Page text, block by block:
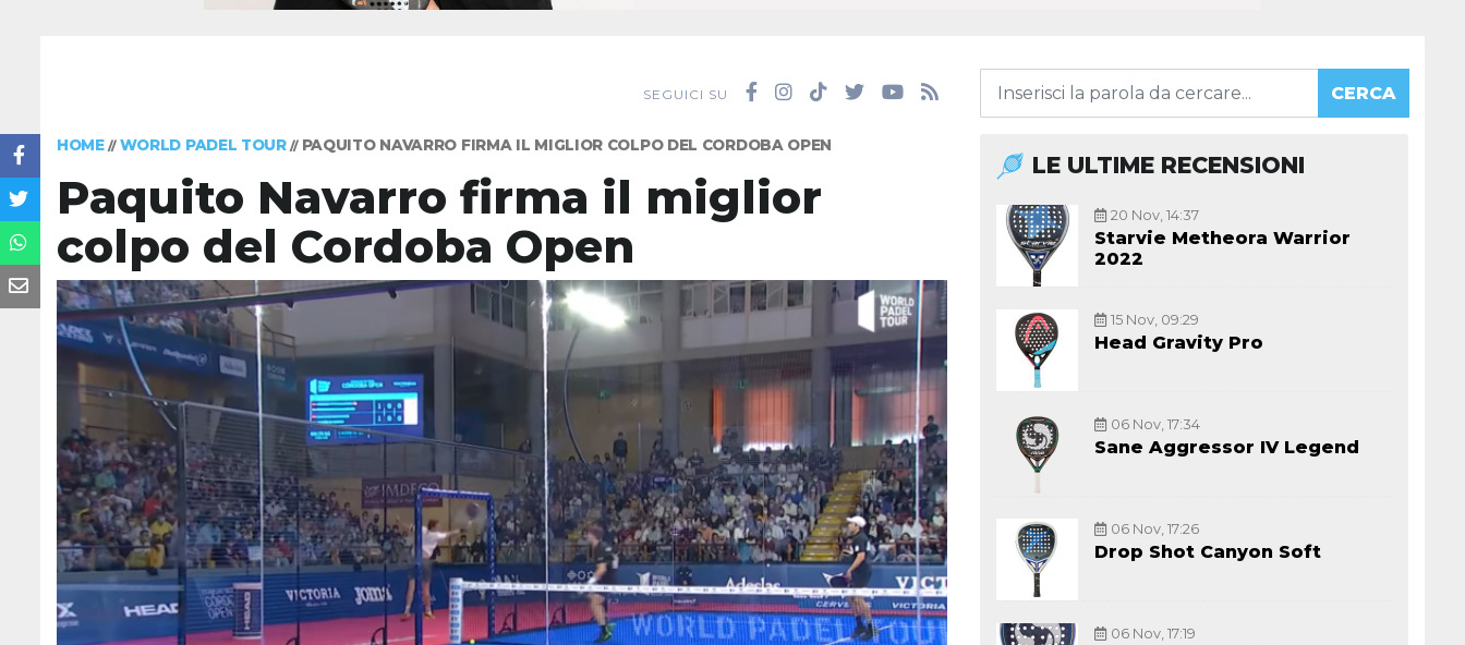
SEGUICI SU CERCA
HOME// WORLD PADEL TOUR// PAQUITO NAVARRO FIRMA IL MIGLIOR COLPO DEL CORDOBA OPEN
Paquito Navarro firma il miglior
colpo del Cordoba Open
LE ULTIME RECENSIONI
20 Nov, 14:37
Starvie Metheora Warrior
2022
15 Nov, 09:29
Head Gravity Pro
06 Nov, 17:34
Sane Aggressor IV Legend
06 Nov, 17:26
Drop Shot Canyon Soft
06 Nov, 17:19